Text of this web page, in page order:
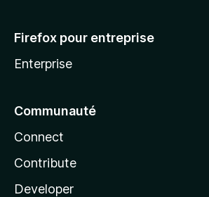
Firefox pour entreprise
Enterprise
Communauté
Connect
Contribute
Developer